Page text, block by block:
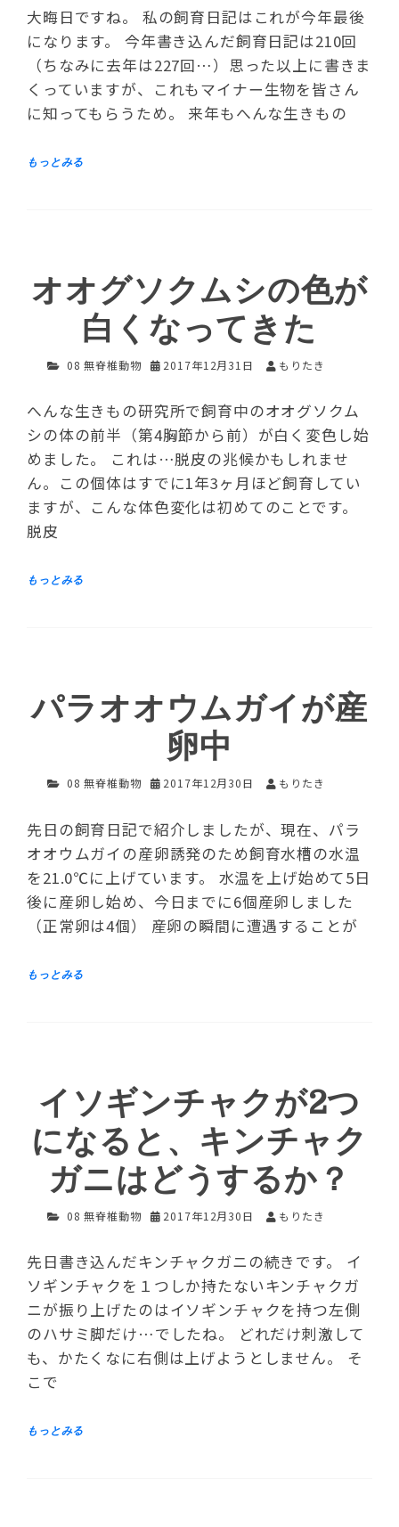
大晦日ですね。 私の飼育日記はこれが今年最後
になります。 今年書き込んだ飼育日記は210回
（ちなみに去年は227回…）思った以上に書きま
くっていますが、これもマイナー生物を皆さん
に知ってもらうため。 来年もへんな生きもの
オオグソクムシの色が
白くなってきた
08 無脊椎動物 2017年12月31日 もりたき
へんな生きもの研究所で飼育中のオオグソクム
シの体の前半（第4胸節から前）が白く変色し始
めました。 これは…脱皮の兆候かもしれませ
ん。この個体はすでに1年3ヶ月ほど飼育してい
ますが、こんな体色変化は初めてのことです。
脱皮
パラオオウムガイが産
卵中
08 無脊椎動物 2017年12月30日 もりたき
先日の飼育日記で紹介しましたが、現在、パラ
オオウムガイの産卵誘発のため飼育水槽の水温
を21.0℃に上げています。 水温を上げ始めて5日
後に産卵し始め、今日までに6個産卵しました
（正常卵は4個） 産卵の瞬間に遭遇することが
イソギンチャクが2つ
になると、キンチャク
ガニはどうするか？
08 無脊椎動物 2017年12月30日 もりたき
先日書き込んだキンチャクガニの続きです。 イ
ソギンチャクを１つしか持たないキンチャクガ
ニが振り上げたのはイソギンチャクを持つ左側
のハサミ脚だけ…でしたね。 どれだけ刺激して
も、かたくなに右側は上げようとしません。 そ
こで